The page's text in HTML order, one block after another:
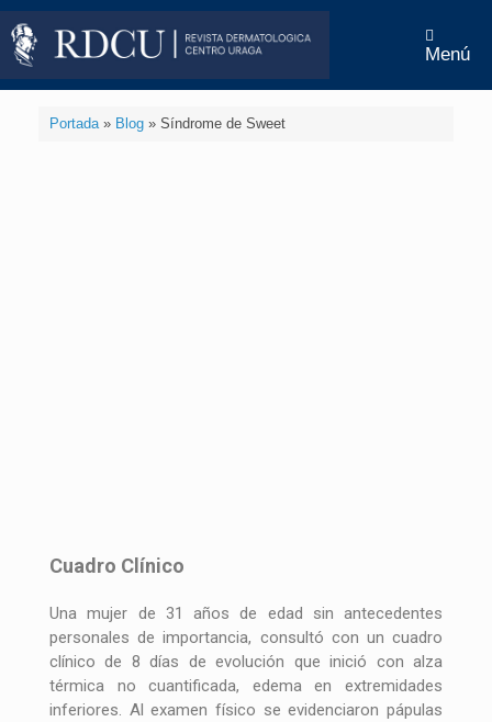
Menú
Portada» Blog» Síndrome de Sweet
Cuadro Clínico
Una mujer de 31 años de edad sin antecedentes
personales de importancia, consultó con un cuadro
clínico de 8 días de evolución que inició con alza
térmica no cuantificada, edema en extremidades
inferiores. Al examen físico se evidenciaron pápulas